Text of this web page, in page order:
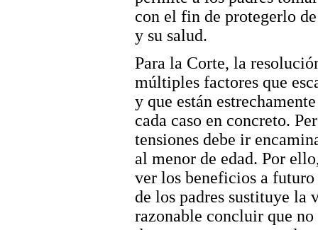
con el fin de protegerlo
y su salud.
Para la Corte, la
múltiples factores que
y que están
cada caso en concreto.
tensiones debe ir
al menor de edad. Por
ver los beneficios a
de los padres sustituye la
razonable concluir que